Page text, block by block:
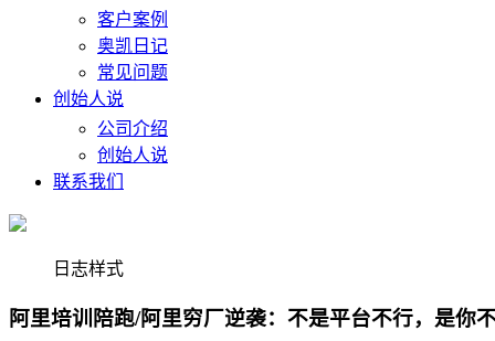
客户案例
奥凯日记
常见问题
创始人说
公司介绍
创始人说
联系我们
日志样式
阿里培训陪跑/阿里穷厂逆袭：不是平台不行，是你